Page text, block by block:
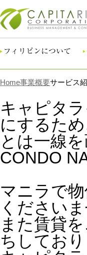
Home事業概要サービス
キャピタ
にするた
とは一線
CONDO
マニラで
くださいま
また賃貸
ちしており